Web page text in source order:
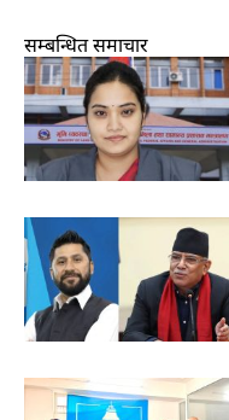
सम्बन्धित समाचार